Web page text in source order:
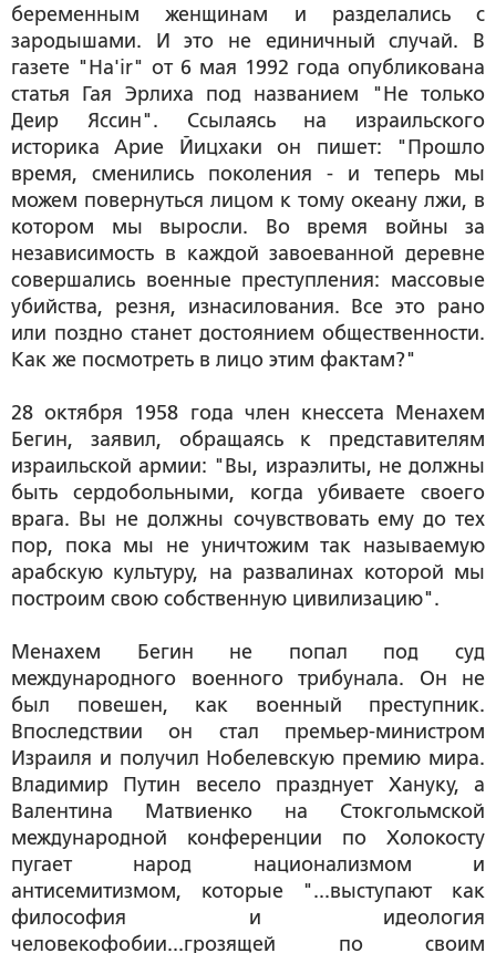
беременным женщинам и разделались с
зародышами. И это не единичный случай. В
газете "Ha'ir" от 6 мая 1992 года опубликована
статья Гая Эрлиха под названием "Не только
Деир Яссин". Ссылаясь на израильского
историка Арие Йицхаки он пишет: "Прошло
время, сменились поколения - и теперь мы
можем повернуться лицом к тому океану лжи, в
котором мы выросли. Во время войны за
независимость в каждой завоеванной деревне
совершались военные преступления: массовые
убийства, резня, изнасилования. Все это рано
или поздно станет достоянием общественности.
Как же посмотреть в лицо этим фактам?"
28 октября 1958 года член кнессета Менахем
Бегин, заявил, обращаясь к представителям
израильской армии: "Вы, израэлиты, не должны
быть сердобольными, когда убиваете своего
врага. Вы не должны сочувствовать ему до тех
пор, пока мы не уничтожим так называемую
арабскую культуру, на развалинах которой мы
построим свою собственную цивилизацию".
Менахем Бегин не попал под суд
международного военного трибунала. Он не
был повешен, как военный преступник.
Впоследствии он стал премьер-министром
Израиля и получил Нобелевскую премию мира.
Владимир Путин весело празднует Хануку, а
Валентина Матвиенко на Стокгольмской
международной конференции по Холокосту
пугает народ национализмом и
антисемитизмом, которые "...выступают как
философия и идеология
человекофобии...грозящей по своим